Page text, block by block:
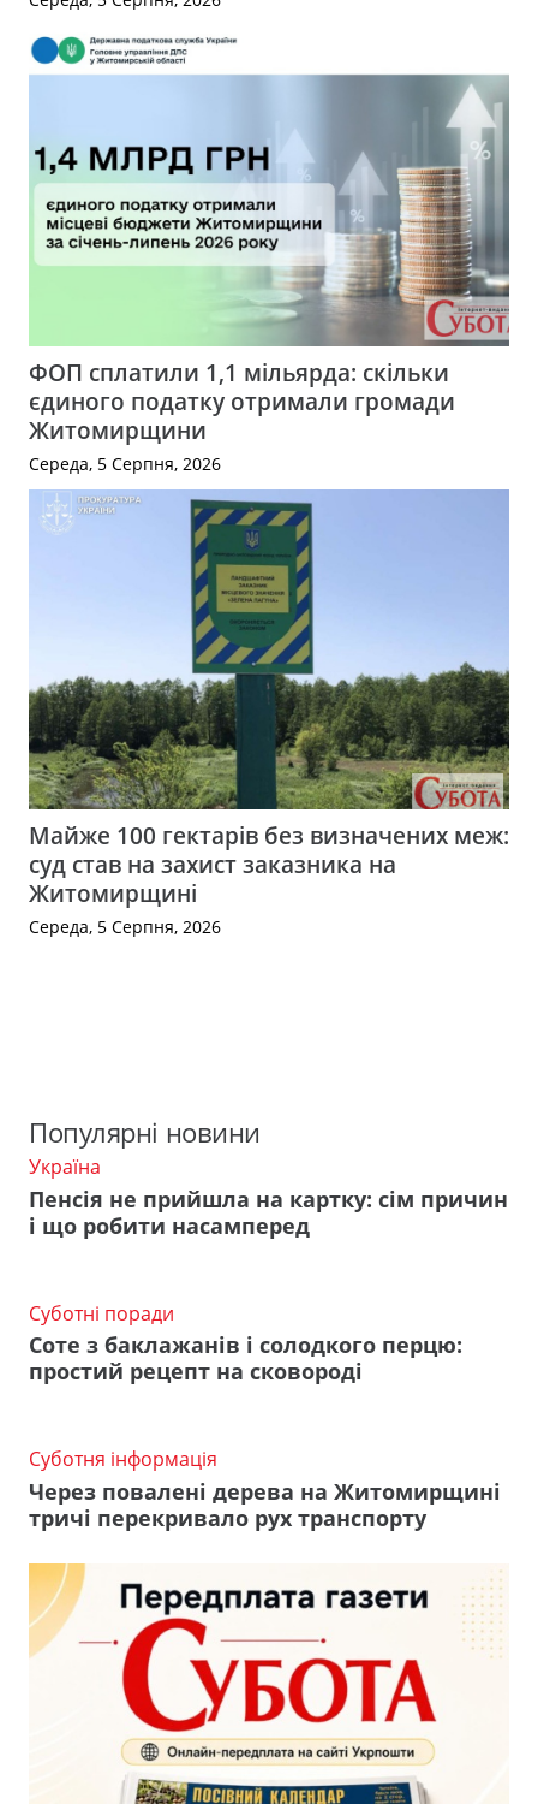
ФОП сплатили 1,1 мільярда: скільки
єдиного податку отримали громади
Житомирщини
Середа, 5 Серпня, 2026
Майже 100 гектарів без визначених меж:
суд став на захист заказника на
Житомирщині
Середа, 5 Серпня, 2026
Популярні новини
Україна
Пенсія не прийшла на картку: сім причин
і що робити насамперед
Суботні поради
Соте з баклажанів і солодкого перцю:
простий рецепт на сковороді
Суботня інформація
Через повалені дерева на Житомирщині
тричі перекривало рух транспорту